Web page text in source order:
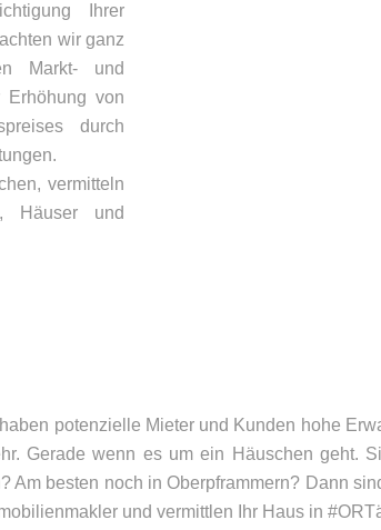
Ihrer
wir ganz
Markt- und
Erhöhung von
durch
vermitteln
Häuser und
potenzielle Mieter und Kunden hohe
Gerade wenn es um ein Häuschen geht.
Am besten noch in Oberpframmern? Dann
und vermittlen Ihr Haus in